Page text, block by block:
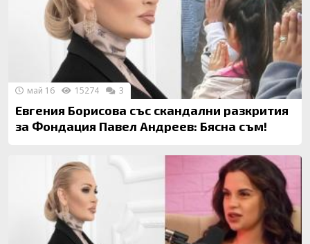
Евгения Борисова със скандални разкрития
за Фондация Павел Андреев: Бясна съм!
май 16 15274 3